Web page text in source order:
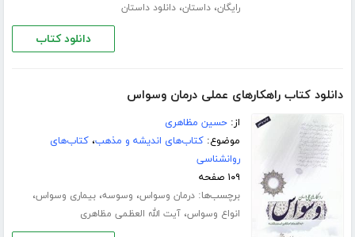
رایگان،داستان،دانلود داستان
دانلود کتاب
دانلود کتاب راهکارهای عملی درمان وسواس
از:حسین مظاهری
موضوع:کتاب‌های اندیشه و مذهب،کتاب‌های
روانشناسی
۱۰۹ صفحه
برچسب‌ها:درمان وسواس، وسوسه،بیماری وسواس،
انواع وسواس،آیت الله العظمی مظاهری